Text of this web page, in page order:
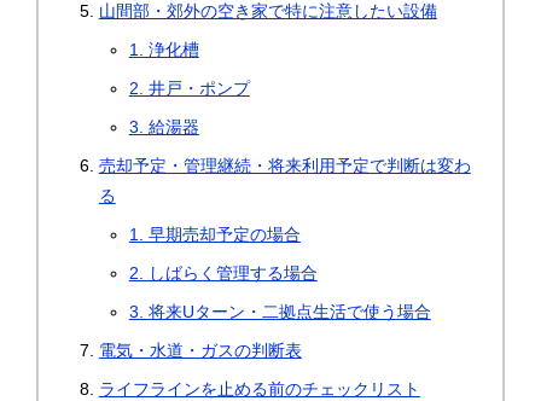
山間部・郊外の空き家で特に注意したい設備
1. 浄化槽
2. 井戸・ポンプ
3. 給湯器
売却予定・管理継続・将来利用予定で判断は変わ
る
1. 早期売却予定の場合
2. しばらく管理する場合
3. 将来Uターン・二拠点生活で使う場合
電気・水道・ガスの判断表
ライフラインを止める前のチェックリスト